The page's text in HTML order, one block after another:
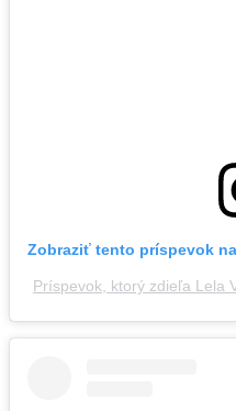
Zobraziť tento príspevok
Príspevok, ktorý zdieľa Lela